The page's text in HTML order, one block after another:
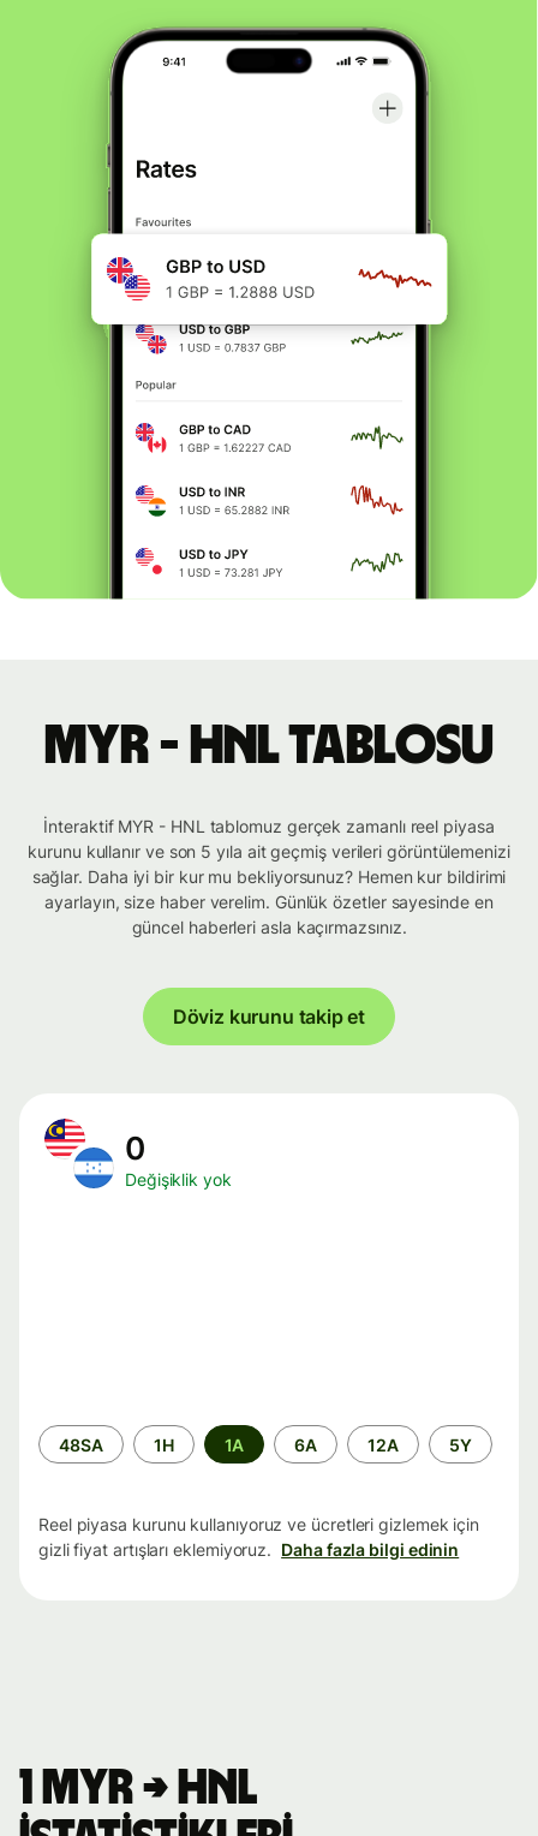
MYR - HNL tablosu
İnteraktif MYR - HNL tablomuz gerçek zamanlı reel piyasa
kurunu kullanır ve son 5 yıla ait geçmiş verileri görüntülemenizi
sağlar. Daha iyi bir kur mu bekliyorsunuz? Hemen kur bildirimi
ayarlayın, size haber verelim. Günlük özetler sayesinde en
güncel haberleri asla kaçırmazsınız.
Döviz kurunu takip et
0
Değişiklik yok
Zaman
aralığı
48SA 1H 1A 6A 12A 5Y
Reel piyasa kurunu kullanıyoruz ve ücretleri gizlemek için
gizli fiyat artışları eklemiyoruz. Daha fazla bilgi edinin
1 MYR → HNL